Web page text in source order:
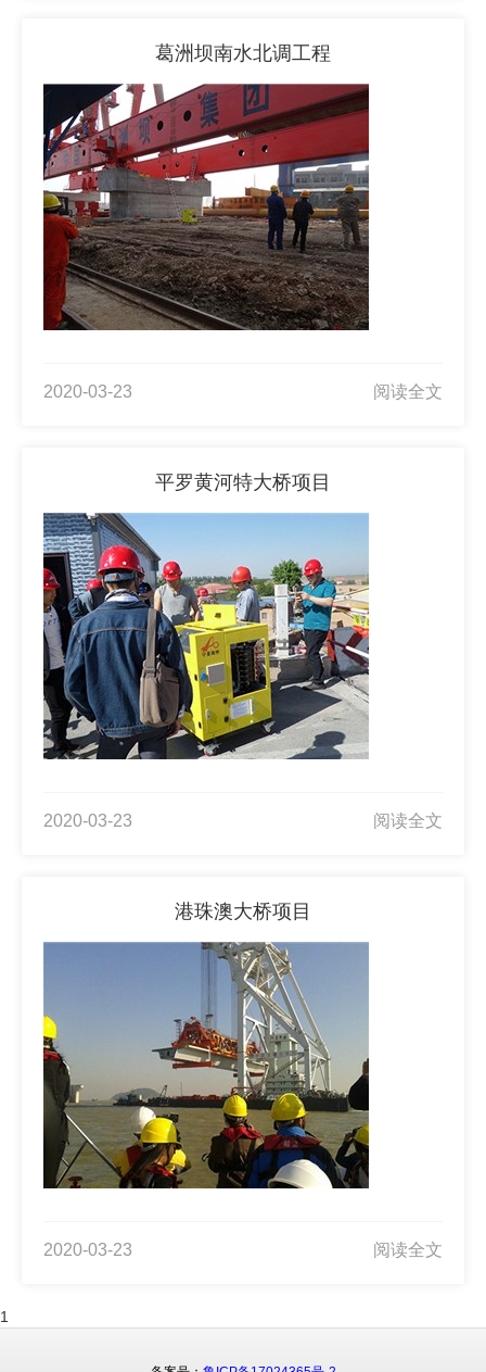
葛洲坝南水北调工程
2020-03-23 阅读全文
平罗黄河特大桥项目
2020-03-23 阅读全文
港珠澳大桥项目
2020-03-23 阅读全文
1